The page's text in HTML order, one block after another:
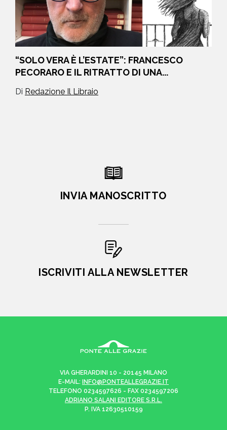
“SOLO VERA È L’ESTATE”: FRANCESCO
PECORARO E IL RITRATTO DI UNA...
Di Redazione Il Libraio
INVIA MANOSCRITTO
ISCRIVITI ALLA NEWSLETTER
VIA GHERARDINI 10 - 20145 MILANO
E-MAIL: INFO@PONTEALLEGRAZIE.IT
TELEFONO 0234597626 - FAX 0234597206
ADRIANO SALANI EDITORE S.R.L.
P. IVA 12630510159